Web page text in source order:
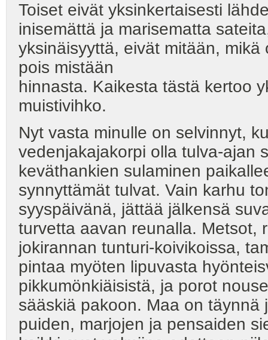
Toiset eivät yksinkertaisesti
inisemättä ja marisematta
yksinäisyyttä, eivät mitään,
pois mistään
hinnasta. Kaikesta tästä kertoo
muistivihko.
Nyt vasta minulle on selvinnyt,
vedenjakajakorpi olla tulva-ajan
keväthankien sulaminen
synnyttämät tulvat. Vain karhu
syyspäivänä, jättää jälkensä
turvetta aavan reunalla. Metsot,
jokirannan tunturi-koivikoissa,
pintaa myöten lipuvasta
pikkumönkiäisistä, ja porot
sääskiä pakoon. Maa on
puiden, marjojen ja pensaiden